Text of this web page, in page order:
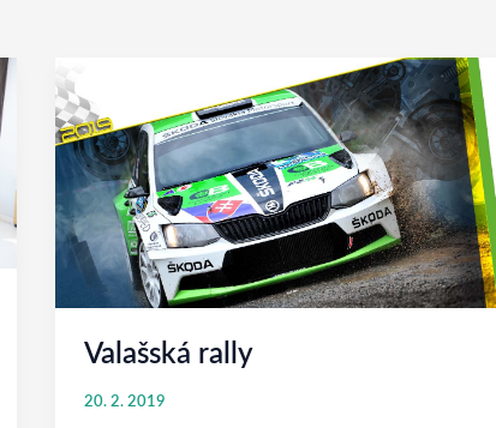
Valašská rally
20. 2. 2019
rally